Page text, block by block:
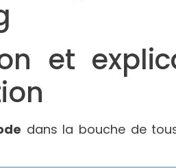
et
dans la bouche de